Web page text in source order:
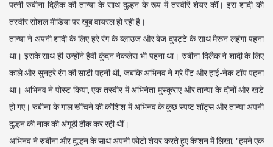
पत्नी रुबीना दिलैक की तान्या के साथ दुल्हन के रूप में तस्वीरें शेयर कीं। इस शादी की
तस्वीर सोशल मीडिया पर खूब वायरल हो रही है।
तान्या ने अपनी शादी के लिए हरे रंग के ब्लाउज और बेज दुपट्टे के साथ मैरून लहंगा पहना
था। इसके साथ ही उन्होंने हैवी कुंदन नेकलेस भी पहना था। रुबीना दिलैक ने शादी के लिए
काले और सुनहरे रंग की साड़ी पहनी थी, जबकि अभिनव ने ग्रे पैंट और हाई-नेक टॉप पहना
था। अभिनव ने पोस्ट किया, एक तस्वीर में अभिनेता मुस्कुराए और तान्या के दोनों ओर खड़े
हो गए। रुबीना के गाल खींचने की कोशिश में अभिनव के कुछ स्पष्ट शॉट्स और तान्या अपनी
दुल्हन की नाक की अंगूठी ठीक कर रही थीं।
अभिनव ने रुबीना और दुल्हन के साथ अपनी फोटो शेयर करते हुए कैप्शन में लिखा, "हमने एक